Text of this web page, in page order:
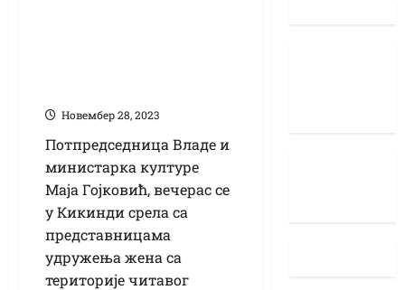
Новембер 28, 2023
Потпредседница Владе и
министарка културе
Маја Гојковић, вечерас се
у Кикинди срела са
представницама
удружења жена са
територије читавог